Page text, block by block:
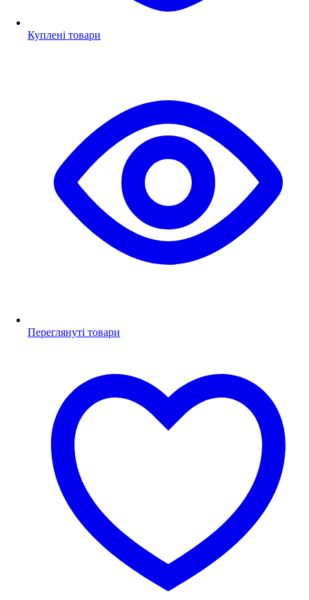
Куплені товари
Переглянуті товари